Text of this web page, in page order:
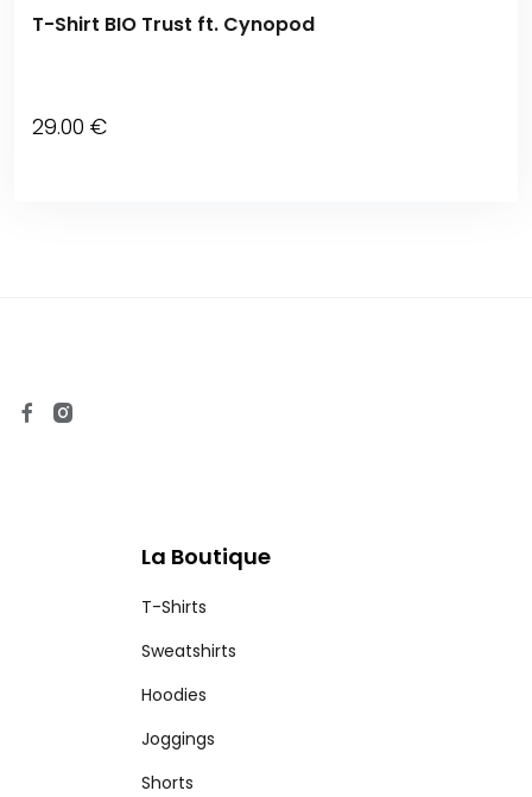
T-Shirt BIO Trust ft. Cynopod
29.00 €
La Boutique
T-Shirts
Sweatshirts
Hoodies
Joggings
Shorts